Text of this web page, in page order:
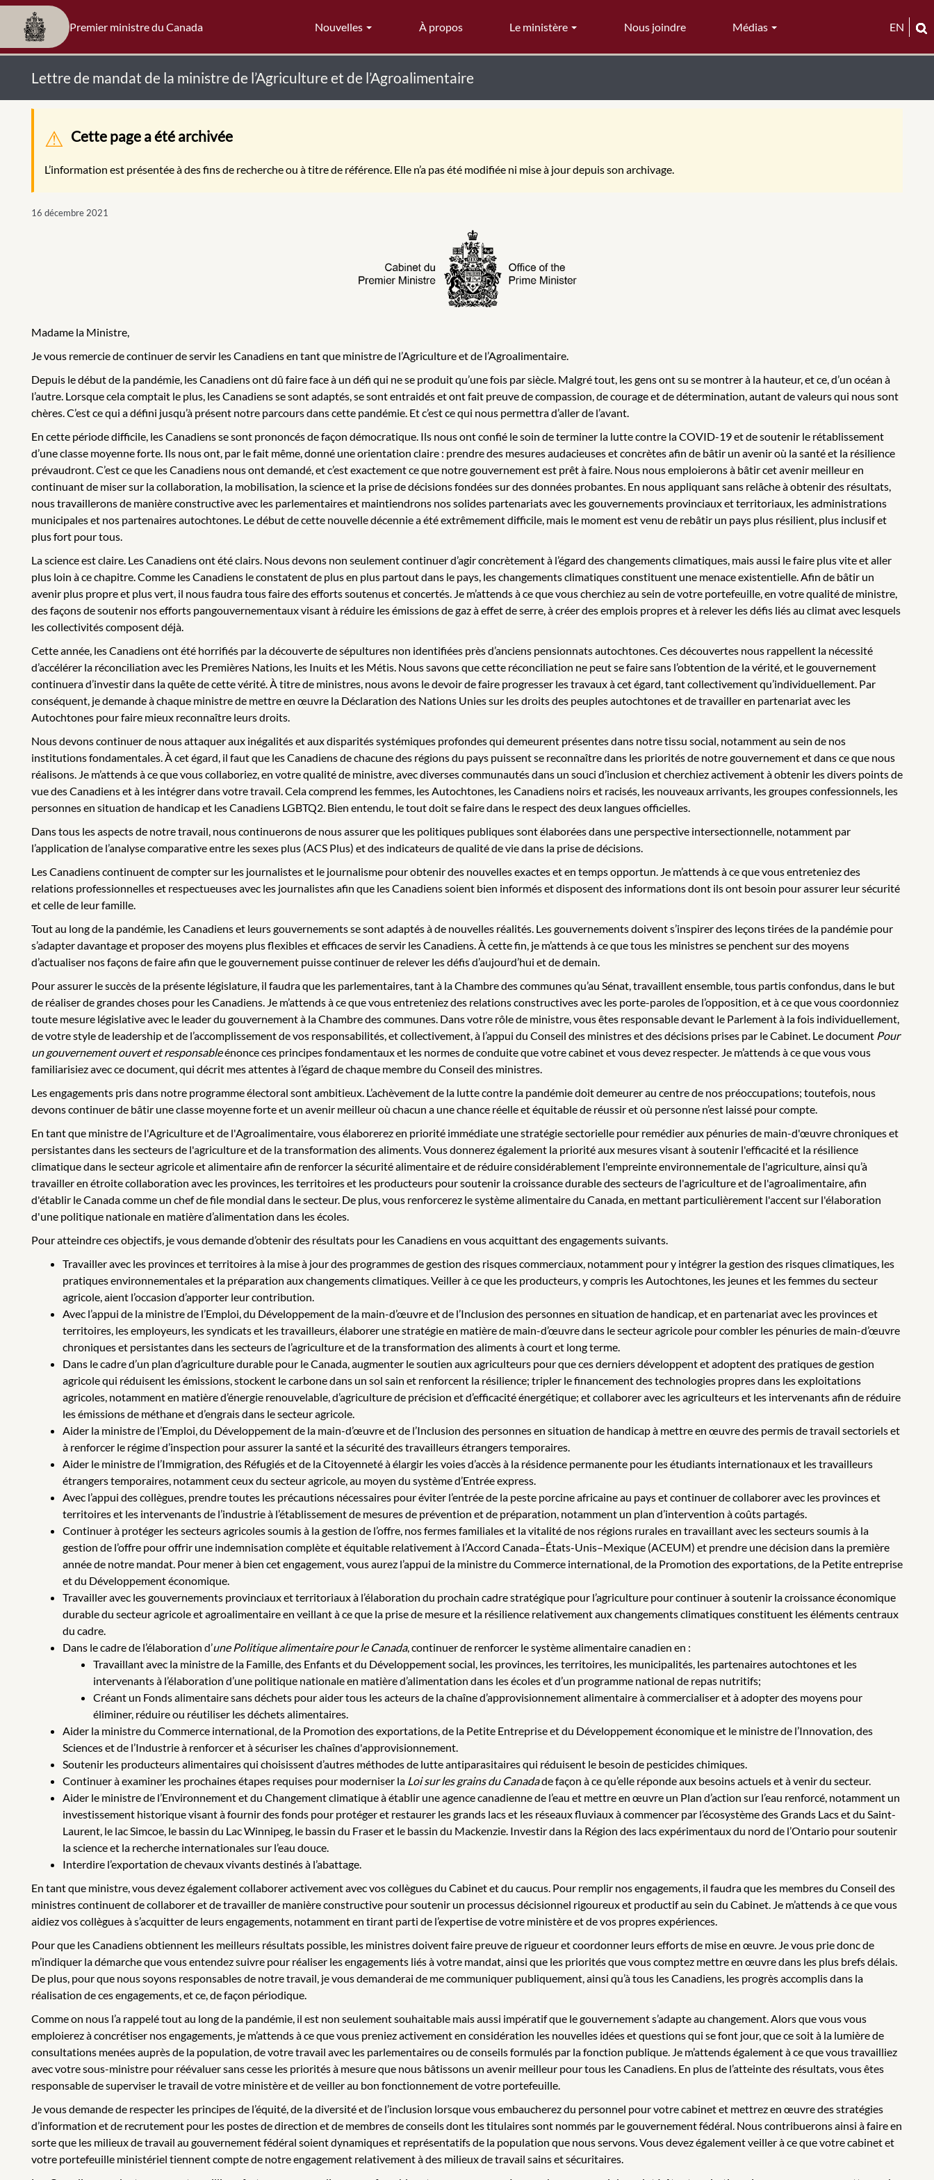
Premier ministre du Canada Nouvelles À propos Le ministère Nous joindre Médias EN
Lettre de mandat de la ministre de l’Agriculture et de l’Agroalimentaire
Message d'avertissement
Cette page a été archivée
L’information est présentée à des fins de recherche ou à titre de référence. Elle n’a pas été modifiée ni mise à jour depuis son archivage.
16 décembre 2021
Madame la Ministre,
Je vous remercie de continuer de servir les Canadiens en tant que ministre de l’Agriculture et de l’Agroalimentaire.
Depuis le début de la pandémie, les Canadiens ont dû faire face à un défi qui ne se produit qu’une fois par siècle. Malgré tout, les gens ont su se montrer à la hauteur, et ce, d’un océan à
l’autre. Lorsque cela comptait le plus, les Canadiens se sont adaptés, se sont entraidés et ont fait preuve de compassion, de courage et de détermination, autant de valeurs qui nous sont
chères. C’est ce qui a défini jusqu’à présent notre parcours dans cette pandémie. Et c’est ce qui nous permettra d’aller de l’avant.
En cette période difficile, les Canadiens se sont prononcés de façon démocratique. Ils nous ont confié le soin de terminer la lutte contre la COVID-19 et de soutenir le rétablissement
d’une classe moyenne forte. Ils nous ont, par le fait même, donné une orientation claire : prendre des mesures audacieuses et concrètes afin de bâtir un avenir où la santé et la résilience
prévaudront. C’est ce que les Canadiens nous ont demandé, et c’est exactement ce que notre gouvernement est prêt à faire. Nous nous emploierons à bâtir cet avenir meilleur en
continuant de miser sur la collaboration, la mobilisation, la science et la prise de décisions fondées sur des données probantes. En nous appliquant sans relâche à obtenir des résultats,
nous travaillerons de manière constructive avec les parlementaires et maintiendrons nos solides partenariats avec les gouvernements provinciaux et territoriaux, les administrations
municipales et nos partenaires autochtones. Le début de cette nouvelle décennie a été extrêmement difficile, mais le moment est venu de rebâtir un pays plus résilient, plus inclusif et
plus fort pour tous.
La science est claire. Les Canadiens ont été clairs. Nous devons non seulement continuer d’agir concrètement à l’égard des changements climatiques, mais aussi le faire plus vite et aller
plus loin à ce chapitre. Comme les Canadiens le constatent de plus en plus partout dans le pays, les changements climatiques constituent une menace existentielle. Afin de bâtir un
avenir plus propre et plus vert, il nous faudra tous faire des efforts soutenus et concertés. Je m’attends à ce que vous cherchiez au sein de votre portefeuille, en votre qualité de ministre,
des façons de soutenir nos efforts pangouvernementaux visant à réduire les émissions de gaz à effet de serre, à créer des emplois propres et à relever les défis liés au climat avec lesquels
les collectivités composent déjà.
Cette année, les Canadiens ont été horrifiés par la découverte de sépultures non identifiées près d’anciens pensionnats autochtones. Ces découvertes nous rappellent la nécessité
d’accélérer la réconciliation avec les Premières Nations, les Inuits et les Métis. Nous savons que cette réconciliation ne peut se faire sans l’obtention de la vérité, et le gouvernement
continuera d’investir dans la quête de cette vérité. À titre de ministres, nous avons le devoir de faire progresser les travaux à cet égard, tant collectivement qu’individuellement. Par
conséquent, je demande à chaque ministre de mettre en œuvre la Déclaration des Nations Unies sur les droits des peuples autochtones et de travailler en partenariat avec les
Autochtones pour faire mieux reconnaître leurs droits.
Nous devons continuer de nous attaquer aux inégalités et aux disparités systémiques profondes qui demeurent présentes dans notre tissu social, notamment au sein de nos
institutions fondamentales. À cet égard, il faut que les Canadiens de chacune des régions du pays puissent se reconnaître dans les priorités de notre gouvernement et dans ce que nous
réalisons. Je m’attends à ce que vous collaboriez, en votre qualité de ministre, avec diverses communautés dans un souci d’inclusion et cherchiez activement à obtenir les divers points de
vue des Canadiens et à les intégrer dans votre travail. Cela comprend les femmes, les Autochtones, les Canadiens noirs et racisés, les nouveaux arrivants, les groupes confessionnels, les
personnes en situation de handicap et les Canadiens LGBTQ2. Bien entendu, le tout doit se faire dans le respect des deux langues officielles.
Dans tous les aspects de notre travail, nous continuerons de nous assurer que les politiques publiques sont élaborées dans une perspective intersectionnelle, notamment par
l’application de l’analyse comparative entre les sexes plus (ACS Plus) et des indicateurs de qualité de vie dans la prise de décisions.
Les Canadiens continuent de compter sur les journalistes et le journalisme pour obtenir des nouvelles exactes et en temps opportun. Je m’attends à ce que vous entreteniez des
relations professionnelles et respectueuses avec les journalistes afin que les Canadiens soient bien informés et disposent des informations dont ils ont besoin pour assurer leur sécurité
et celle de leur famille.
Tout au long de la pandémie, les Canadiens et leurs gouvernements se sont adaptés à de nouvelles réalités. Les gouvernements doivent s’inspirer des leçons tirées de la pandémie pour
s’adapter davantage et proposer des moyens plus flexibles et efficaces de servir les Canadiens. À cette fin, je m’attends à ce que tous les ministres se penchent sur des moyens
d’actualiser nos façons de faire afin que le gouvernement puisse continuer de relever les défis d’aujourd’hui et de demain.
Pour assurer le succès de la présente législature, il faudra que les parlementaires, tant à la Chambre des communes qu’au Sénat, travaillent ensemble, tous partis confondus, dans le but
de réaliser de grandes choses pour les Canadiens. Je m’attends à ce que vous entreteniez des relations constructives avec les porte-paroles de l’opposition, et à ce que vous coordonniez
toute mesure législative avec le leader du gouvernement à la Chambre des communes. Dans votre rôle de ministre, vous êtes responsable devant le Parlement à la fois individuellement,
de votre style de leadership et de l’accomplissement de vos responsabilités, et collectivement, à l’appui du Conseil des ministres et des décisions prises par le Cabinet. Le document Pour
un gouvernement ouvert et responsableénonce ces principes fondamentaux et les normes de conduite que votre cabinet et vous devez respecter. Je m’attends à ce que vous vous
familiarisiez avec ce document, qui décrit mes attentes à l’égard de chaque membre du Conseil des ministres.
Les engagements pris dans notre programme électoral sont ambitieux. L’achèvement de la lutte contre la pandémie doit demeurer au centre de nos préoccupations; toutefois, nous
devons continuer de bâtir une classe moyenne forte et un avenir meilleur où chacun a une chance réelle et équitable de réussir et où personne n’est laissé pour compte.
En tant que ministre de l'Agriculture et de l'Agroalimentaire, vous élaborerez en priorité immédiate une stratégie sectorielle pour remédier aux pénuries de main-d'œuvre chroniques et
persistantes dans les secteurs de l'agriculture et de la transformation des aliments. Vous donnerez également la priorité aux mesures visant à soutenir l'efficacité et la résilience
climatique dans le secteur agricole et alimentaire afin de renforcer la sécurité alimentaire et de réduire considérablement l'empreinte environnementale de l'agriculture, ainsi qu’à
travailler en étroite collaboration avec les provinces, les territoires et les producteurs pour soutenir la croissance durable des secteurs de l'agriculture et de l'agroalimentaire, afin
d'établir le Canada comme un chef de file mondial dans le secteur. De plus, vous renforcerez le système alimentaire du Canada, en mettant particulièrement l'accent sur l'élaboration
d'une politique nationale en matière d’alimentation dans les écoles.
Pour atteindre ces objectifs, je vous demande d’obtenir des résultats pour les Canadiens en vous acquittant des engagements suivants.
Travailler avec les provinces et territoires à la mise à jour des programmes de gestion des risques commerciaux, notamment pour y intégrer la gestion des risques climatiques, les
pratiques environnementales et la préparation aux changements climatiques. Veiller à ce que les producteurs, y compris les Autochtones, les jeunes et les femmes du secteur
agricole, aient l’occasion d’apporter leur contribution.
Avec l’appui de la ministre de l’Emploi, du Développement de la main-d’œuvre et de l’Inclusion des personnes en situation de handicap, et en partenariat avec les provinces et
territoires, les employeurs, les syndicats et les travailleurs, élaborer une stratégie en matière de main-d’œuvre dans le secteur agricole pour combler les pénuries de main-d’œuvre
chroniques et persistantes dans les secteurs de l’agriculture et de la transformation des aliments à court et long terme.
Dans le cadre d’un plan d’agriculture durable pour le Canada, augmenter le soutien aux agriculteurs pour que ces derniers développent et adoptent des pratiques de gestion
agricole qui réduisent les émissions, stockent le carbone dans un sol sain et renforcent la résilience; tripler le financement des technologies propres dans les exploitations
agricoles, notamment en matière d’énergie renouvelable, d’agriculture de précision et d’efficacité énergétique; et collaborer avec les agriculteurs et les intervenants afin de réduire
les émissions de méthane et d’engrais dans le secteur agricole.
Aider la ministre de l’Emploi, du Développement de la main-d’œuvre et de l’Inclusion des personnes en situation de handicap à mettre en œuvre des permis de travail sectoriels et
à renforcer le régime d’inspection pour assurer la santé et la sécurité des travailleurs étrangers temporaires.
Aider le ministre de l’Immigration, des Réfugiés et de la Citoyenneté à élargir les voies d’accès à la résidence permanente pour les étudiants internationaux et les travailleurs
étrangers temporaires, notamment ceux du secteur agricole, au moyen du système d’Entrée express.
Avec l’appui des collègues, prendre toutes les précautions nécessaires pour éviter l’entrée de la peste porcine africaine au pays et continuer de collaborer avec les provinces et
territoires et les intervenants de l’industrie à l’établissement de mesures de prévention et de préparation, notamment un plan d’intervention à coûts partagés.
Continuer à protéger les secteurs agricoles soumis à la gestion de l’offre, nos fermes familiales et la vitalité de nos régions rurales en travaillant avec les secteurs soumis à la
gestion de l’offre pour offrir une indemnisation complète et équitable relativement à l’Accord Canada–États-Unis–Mexique (ACEUM) et prendre une décision dans la première
année de notre mandat. Pour mener à bien cet engagement, vous aurez l’appui de la ministre du Commerce international, de la Promotion des exportations, de la Petite entreprise
et du Développement économique.
Travailler avec les gouvernements provinciaux et territoriaux à l’élaboration du prochain cadre stratégique pour l’agriculture pour continuer à soutenir la croissance économique
durable du secteur agricole et agroalimentaire en veillant à ce que la prise de mesure et la résilience relativement aux changements climatiques constituent les éléments centraux
du cadre.
Dans le cadre de l’élaboration d’une Politique alimentaire pour le Canada, continuer de renforcer le système alimentaire canadien en :
Travaillant avec la ministre de la Famille, des Enfants et du Développement social, les provinces, les territoires, les municipalités, les partenaires autochtones et les
intervenants à l’élaboration d’une politique nationale en matière d’alimentation dans les écoles et d’un programme national de repas nutritifs;
Créant un Fonds alimentaire sans déchets pour aider tous les acteurs de la chaîne d’approvisionnement alimentaire à commercialiser et à adopter des moyens pour
éliminer, réduire ou réutiliser les déchets alimentaires.
Aider la ministre du Commerce international, de la Promotion des exportations, de la Petite Entreprise et du Développement économique et le ministre de l’Innovation, des
Sciences et de l’Industrie à renforcer et à sécuriser les chaînes d'approvisionnement.
Soutenir les producteurs alimentaires qui choisissent d’autres méthodes de lutte antiparasitaires qui réduisent le besoin de pesticides chimiques.
Continuer à examiner les prochaines étapes requises pour moderniser la Loi sur les grains du Canadade façon à ce qu’elle réponde aux besoins actuels et à venir du secteur.
Aider le ministre de l’Environnement et du Changement climatique à établir une agence canadienne de l’eau et mettre en œuvre un Plan d’action sur l’eau renforcé, notamment un
investissement historique visant à fournir des fonds pour protéger et restaurer les grands lacs et les réseaux fluviaux à commencer par l’écosystème des Grands Lacs et du Saint-
Laurent, le lac Simcoe, le bassin du Lac Winnipeg, le bassin du Fraser et le bassin du Mackenzie. Investir dans la Région des lacs expérimentaux du nord de l’Ontario pour soutenir
la science et la recherche internationales sur l’eau douce.
Interdire l’exportation de chevaux vivants destinés à l’abattage.
En tant que ministre, vous devez également collaborer activement avec vos collègues du Cabinet et du caucus. Pour remplir nos engagements, il faudra que les membres du Conseil des
ministres continuent de collaborer et de travailler de manière constructive pour soutenir un processus décisionnel rigoureux et productif au sein du Cabinet. Je m’attends à ce que vous
aidiez vos collègues à s’acquitter de leurs engagements, notamment en tirant parti de l’expertise de votre ministère et de vos propres expériences.
Pour que les Canadiens obtiennent les meilleurs résultats possible, les ministres doivent faire preuve de rigueur et coordonner leurs efforts de mise en œuvre. Je vous prie donc de
m’indiquer la démarche que vous entendez suivre pour réaliser les engagements liés à votre mandat, ainsi que les priorités que vous comptez mettre en œuvre dans les plus brefs délais.
De plus, pour que nous soyons responsables de notre travail, je vous demanderai de me communiquer publiquement, ainsi qu’à tous les Canadiens, les progrès accomplis dans la
réalisation de ces engagements, et ce, de façon périodique.
Comme on nous l’a rappelé tout au long de la pandémie, il est non seulement souhaitable mais aussi impératif que le gouvernement s’adapte au changement. Alors que vous vous
emploierez à concrétiser nos engagements, je m’attends à ce que vous preniez activement en considération les nouvelles idées et questions qui se font jour, que ce soit à la lumière de
consultations menées auprès de la population, de votre travail avec les parlementaires ou de conseils formulés par la fonction publique. Je m’attends également à ce que vous travailliez
avec votre sous-ministre pour réévaluer sans cesse les priorités à mesure que nous bâtissons un avenir meilleur pour tous les Canadiens. En plus de l’atteinte des résultats, vous êtes
responsable de superviser le travail de votre ministère et de veiller au bon fonctionnement de votre portefeuille.
Je vous demande de respecter les principes de l’équité, de la diversité et de l’inclusion lorsque vous embaucherez du personnel pour votre cabinet et mettrez en œuvre des stratégies
d’information et de recrutement pour les postes de direction et de membres de conseils dont les titulaires sont nommés par le gouvernement fédéral. Nous contribuerons ainsi à faire en
sorte que les milieux de travail au gouvernement fédéral soient dynamiques et représentatifs de la population que nous servons. Vous devez également veiller à ce que votre cabinet et
votre portefeuille ministériel tiennent compte de notre engagement relativement à des milieux de travail sains et sécuritaires.